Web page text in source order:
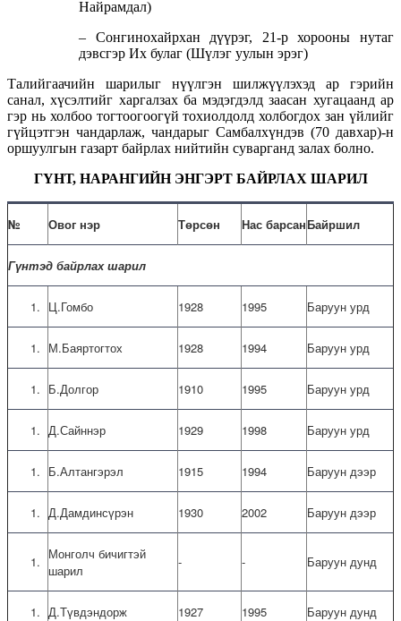
Найрамдал)
– Сонгинохайрхан дүүрэг, 21-р хорооны нутаг
дэвсгэр Их булаг (Шүлэг уулын эрэг)
Талийгаачийн шарилыг нүүлгэн шилжүүлэхэд ар гэрийн
санал, хүсэлтийг харгалзах ба мэдэгдэлд заасан хугацаанд ар
гэр нь холбоо тогтоогоогүй тохиолдолд холбогдох зан үйлийг
гүйцэтгэн чандарлаж, чандарыг Самбалхүндэв (70 давхар)-н
оршуулгын газарт байрлах нийтийн суварганд залах болно.
ГҮНТ, НАРАНГИЙН ЭНГЭРТ БАЙРЛАХ ШАРИЛ
№ Овог нэр Төрсөн Нас барсанБайршил
Гүнтэд байрлах шарил
Ц.Гомбо 1928 1995 Баруун урд
М.Баяртогтох 1928 1994 Баруун урд
Б.Долгор 1910 1995 Баруун урд
Д.Сайннэр 1929 1998 Баруун урд
Б.Алтангэрэл 1915 1994 Баруун дээр
Д.Дамдинсүрэн 1930 2002 Баруун дээр
Монголч бичигтэй
шарил
- - Баруун дунд
Д.Түвдэндорж 1927 1995 Баруун дунд